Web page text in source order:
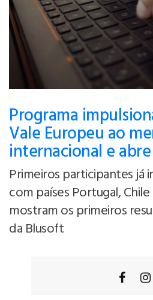
Programa
Vale Europeu ao
internacional e
Primeiros participantes já
com países Portugal,
mostram os primeiros
da Blusoft